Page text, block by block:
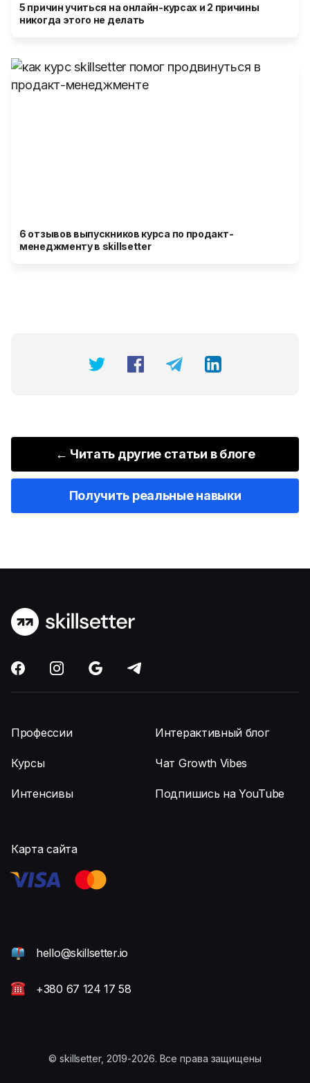
5 причин учиться на онлайн-курсах и 2 причины
никогда этого не делать
6 отзывов выпускников курса по продакт-
менеджменту в skillsetter
← Читать другие статьи в блоге
Получить реальные навыки
Профессии
Курсы
Интенсивы
Интерактивный блог
Чат Growth Vibes
Подпишись на YouTube
Карта сайта
hello@skillsetter.io
+380 67 124 17 58
© skillsetter, 2019-2026. Все права защищены